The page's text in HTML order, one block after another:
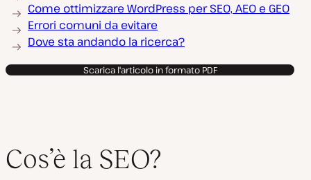
Come ottimizzare WordPress per SEO, AEO e GEO
Errori comuni da evitare
Dove sta andando la ricerca?
Scarica l'articolo in formato PDF
Cos’è la SEO?